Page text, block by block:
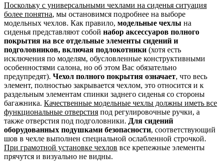
Поскольку с универсальными чехлами на сиденья ситуация
более понятна, мы остановимся подробнее на выборе
модельных чехлов. Как правило, модельные чехлы на
сиденья представляют собой набор аксессуаров полного
покрытия на все отдельные элементы сидений и
подголовников, включая подлокотники (хотя есть
исключения по моделям, обусловленные конструктивными
особенностями салона, но об этом Вас обязательно
предупредят). Чехол полного покрытия означает, что весь
элемент, полностью закрывается чехлом, это относится и к
раздельным элементам спинки заднего сиденья со стороны
багажника. Качественные модельные чехлы должны иметь все
функциональные отверстия под регулировочные ручки, а
также отверстия под подголовники. Для сидений
оборудованных подушками безопасности, соответствующий
шов в чехле выполнен специальной ослабленной строчкой.
При грамотной установке чехлов все крепежные элементы
прячутся и визуально не видны.